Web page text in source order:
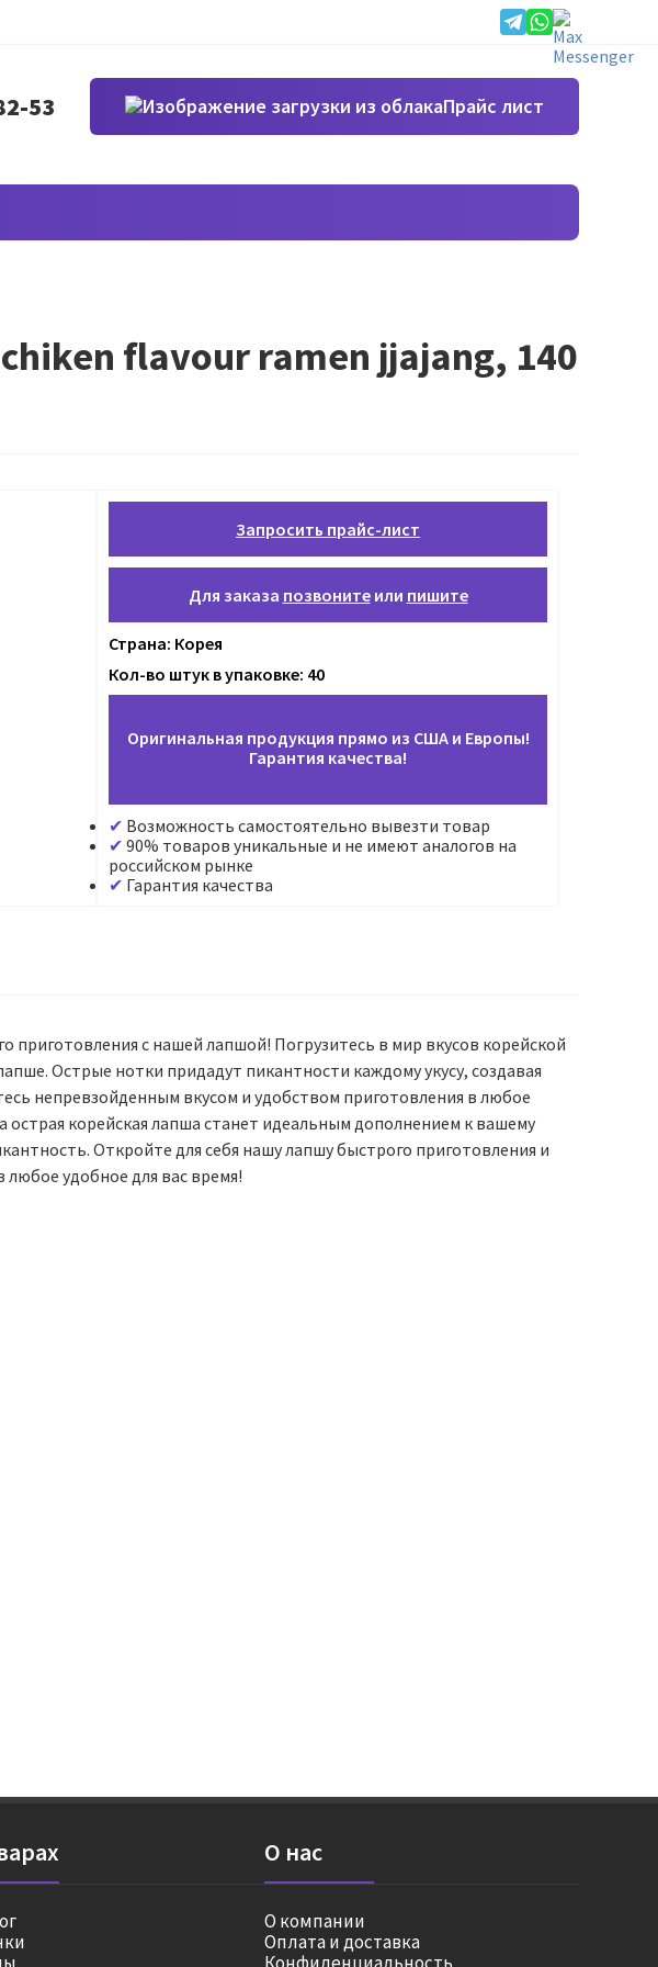
53 Прайс лист
flavour ramen jjajang, 140
Запросить прайс-лист
Для заказа позвонитеили пишите
Страна: Корея
Кол-во штук в упаковке: 40
Оригинальная продукция прямо из США и Европы!
Гарантия качества!
Возможность самостоятельно вывезти товар
90% товаров уникальные и не имеют аналогов на
российском рынке
Гарантия качества
приготовления с нашей лапшой! Погрузитесь в мир вкусов корейской
Острые нотки придадут пикантности каждому укусу, создавая
непревзойденным вкусом и удобством приготовления в любое
острая корейская лапша станет идеальным дополнением к вашему
Откройте для себя нашу лапшу быстрого приготовления и
удобное для вас время!
О нас
О компании
Оплата и доставка